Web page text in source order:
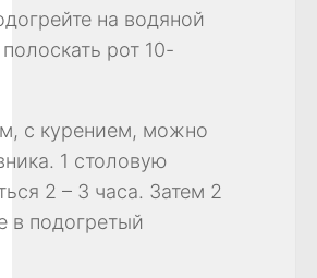
на водяной
рот 10-
с курением, можно
1 столовую
2 – 3 часа. Затем 2
в подогретый